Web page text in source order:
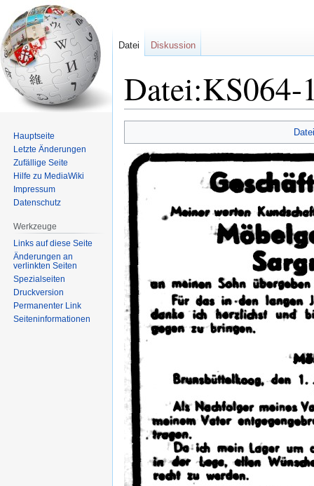
Datei:KS064-
Navigation
springen
Suche
springen
Datei Diskussion
Hauptseite
Letzte Änderungen
Zufällige Seite
Hilfe zu MediaWiki
Impressum
Datenschutz
Werkzeuge
Links auf diese Seite
Änderungen an
verlinkten Seiten
Spezialseiten
Druckversion
Permanenter Link
Seiten­informationen